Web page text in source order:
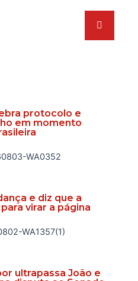
protocolo e
em momento
e diz que a
virar a página
ultrapassa João e